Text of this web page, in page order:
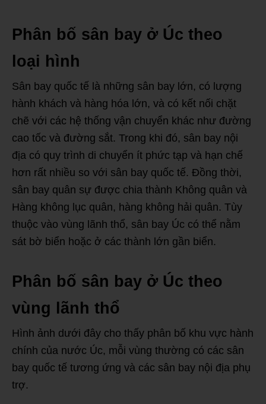
Phân bố sân bay ở Úc theo
loại hình
Sân bay quốc tế là những sân bay lớn, có lượng
hành khách và hàng hóa lớn, và có kết nối chặt
chẽ với các hệ thống vận chuyển khác như đường
cao tốc và đường sắt. Trong khi đó, sân bay nội
địa có quy trình di chuyển ít phức tạp và hạn chế
hơn rất nhiều so với sân bay quốc tế. Đồng thời,
sân bay quân sự được chia thành Không quân và
Hàng không lục quân, hàng không hải quân. Tùy
thuộc vào vùng lãnh thổ, sân bay Úc có thể nằm
sát bờ biển hoặc ở các thành lớn gần biển.
Phân bố sân bay ở Úc theo
vùng lãnh thổ
Hình ảnh dưới đây cho thấy phân bố khu vực hành
chính của nước Úc, mỗi vùng thường có các sân
bay quốc tế tương ứng và các sân bay nội địa phụ
trợ.